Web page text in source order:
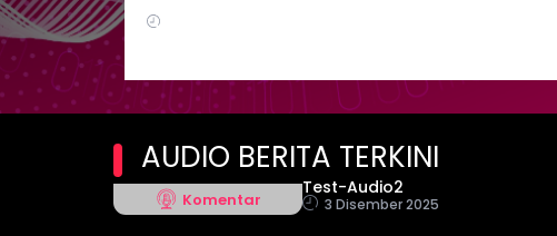
AUDIO BERITA TERKINI
Komentar
Test-Audio2
3 Disember 2025